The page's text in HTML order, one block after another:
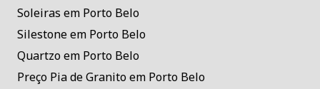
Soleiras em Porto Belo
Silestone em Porto Belo
Quartzo em Porto Belo
Preço Pia de Granito em Porto Belo